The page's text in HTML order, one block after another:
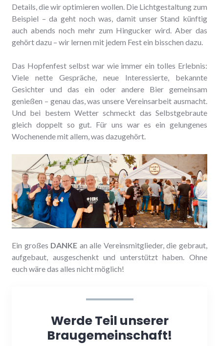
Details, die wir optimieren wollen. Die Lichtgestaltung zum
Beispiel – da geht noch was, damit unser Stand künftig
auch abends noch mehr zum Hingucker wird. Aber das
gehört dazu – wir lernen mit jedem Fest ein bisschen dazu.
Das Hopfenfest selbst war wie immer ein tolles Erlebnis:
Viele nette Gespräche, neue Interessierte, bekannte
Gesichter und das ein oder andere Bier gemeinsam
genießen – genau das, was unsere Vereinsarbeit ausmacht.
Und bei bestem Wetter schmeckt das Selbstgebraute
gleich doppelt so gut. Für uns war es ein gelungenes
Wochenende mit allem, was dazugehört.
Ein großes DANKE an alle Vereinsmitglieder, die gebraut,
aufgebaut, ausgeschenkt und unterstützt haben. Ohne
euch wäre das alles nicht möglich!
Werde Teil unserer
Braugemeinschaft!